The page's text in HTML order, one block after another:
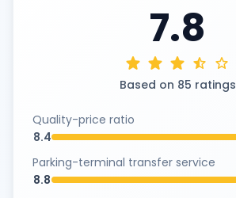
7.8
star star star star_half star
Based on 85 ratings
Quality-price ratio
8.4
Parking-terminal transfer service
8.8